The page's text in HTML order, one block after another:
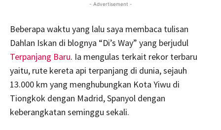
- Advertisement -
Beberapa waktu yang lalu saya membaca tulisan
Dahlan Iskan di blognya “Di’s Way” yang berjudul
Terpanjang Baru. Ia mengulas terkait rekor terbaru
yaitu, rute kereta api terpanjang di dunia, sejauh
13.000 km yang menghubungkan Kota Yiwu di
Tiongkok dengan Madrid, Spanyol dengan
keberangkatan seminggu sekali.